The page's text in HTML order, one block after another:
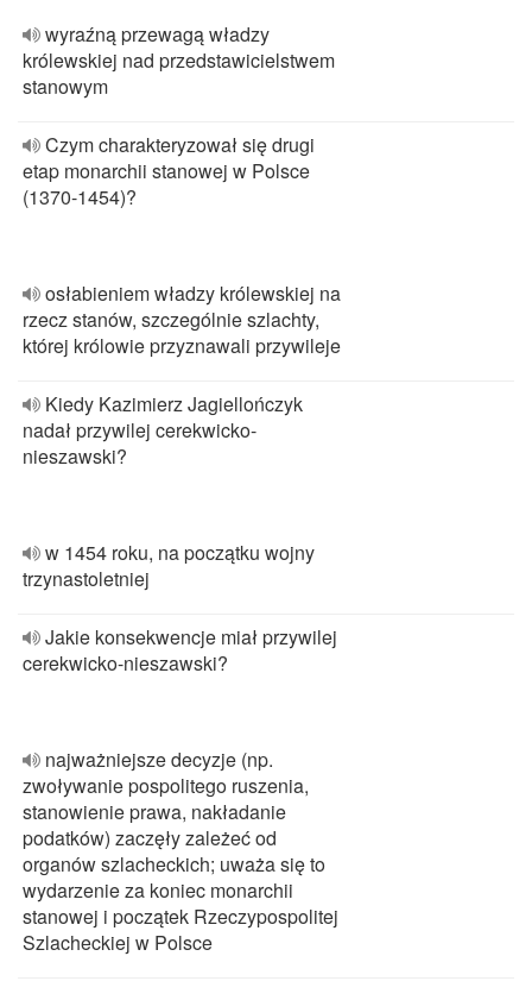
wyraźną przewagą władzy
królewskiej nad przedstawicielstwem
stanowym
Czym charakteryzował się drugi
etap monarchii stanowej w Polsce
(1370-1454)?
osłabieniem władzy królewskiej na
rzecz stanów, szczególnie szlachty,
której królowie przyznawali przywileje
Kiedy Kazimierz Jagiellończyk
nadał przywilej cerekwicko-
nieszawski?
w 1454 roku, na początku wojny
trzynastoletniej
Jakie konsekwencje miał przywilej
cerekwicko-nieszawski?
najważniejsze decyzje (np.
zwoływanie pospolitego ruszenia,
stanowienie prawa, nakładanie
podatków) zaczęły zależeć od
organów szlacheckich; uważa się to
wydarzenie za koniec monarchii
stanowej i początek Rzeczypospolitej
Szlacheckiej w Polsce